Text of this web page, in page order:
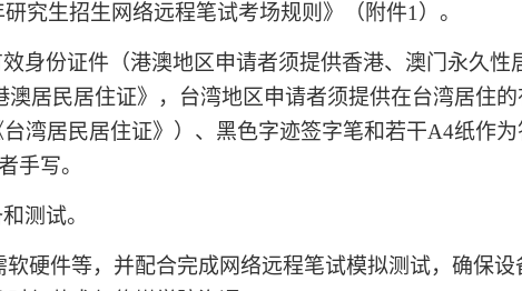
究生招生网络远程笔试考场规则》（附件1）。
身份证件（港澳地区申请者须提供香港、澳门永久性
澳居民居住证》，台湾地区申请者须提供在台湾居住
湾居民居住证》）、黑色字迹签字笔和若干A4纸作
手写。
测试。
硬件等，并配合完成网络远程笔试模拟测试，确保